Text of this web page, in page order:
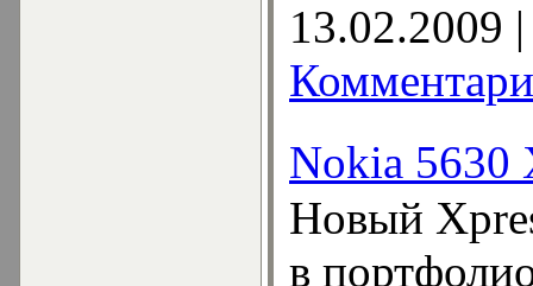
13.02.2009
Nokia 5630
Новый
в